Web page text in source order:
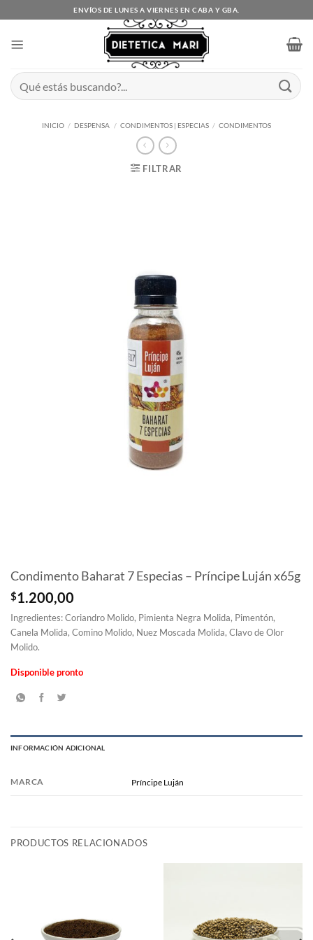
al
ENVÍOS DE LUNES A VIERNES EN CABA Y GBA.
Buscar
por:
INICIO / DESPENSA / CONDIMENTOS | ESPECIAS / CONDIMENTOS
FILTRAR
Condimento Baharat 7 Especias – Príncipe Luján x65g
$1.200,00
Ingredientes: Coriandro Molido, Pimienta Negra Molida, Pimentón,
Canela Molida, Comino Molido, Nuez Moscada Molida, Clavo de Olor
Molido.
Disponible pronto
INFORMACIÓN ADICIONAL
MARCA Príncipe Luján
PRODUCTOS RELACIONADOS